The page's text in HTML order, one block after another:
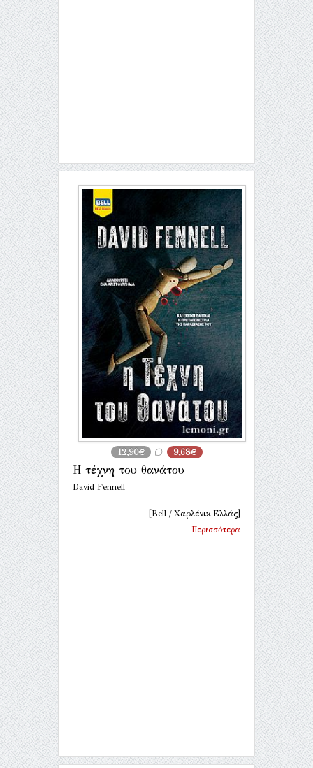
12,90€ 9,68€
Η τέχνη του θανάτου
David Fennell
[Bell / Χαρλένικ Ελλάς]
Περισσότερα